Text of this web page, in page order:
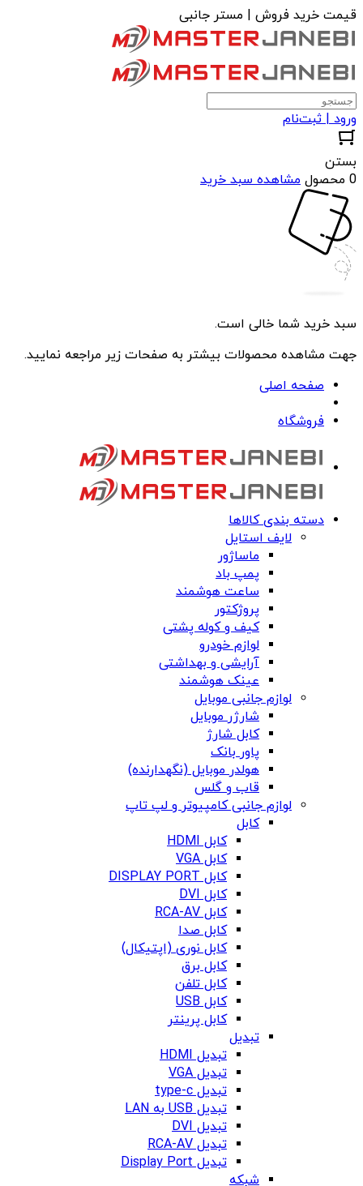
قیمت خرید فروش | مستر جانبی
ورود | ثبت‌نام
بستن
0 محصول
مشاهده سبد خرید
سبد خرید شما خالی است.
جهت مشاهده محصولات بیشتر به صفحات زیر مراجعه نمایید.
صفحه اصلی
فروشگاه
دسته بندی کالاها
لایف استایل
ماساژور
پمپ باد
ساعت هوشمند
پروژکتور
کیف و کوله پشتی
لوازم خودرو
آرایشی و بهداشتی
عینک هوشمند
لوازم جانبی موبایل
شارژر موبایل
کابل شارژ
پاور بانک
هولدر موبایل (نگهدارنده)
قاب و گلس
لوازم جانبی کامپیوتر و لپ تاپ
کابل
کابل HDMI
کابل VGA
کابل DISPLAY PORT
کابل DVI
کابل RCA-AV
کابل صدا
کابل نوری (اپتیکال)
کابل برق
کابل تلفن
کابل USB
کابل پرینتر
تبدیل
تبدیل HDMI
تبدیل VGA
تبدیل type-c
تبدیل USB به LAN
تبدیل DVI
تبدیل RCA-AV
تبدیل Display Port
شبکه